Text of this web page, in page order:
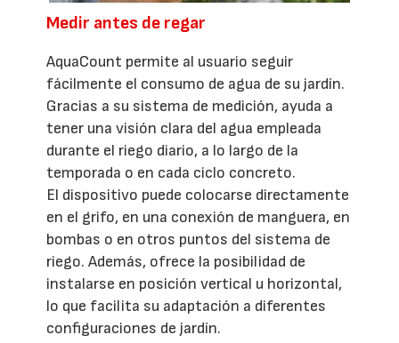
Medir antes de regar
AquaCount permite al usuario seguir
fácilmente el consumo de agua de su jardín.
Gracias a su sistema de medición, ayuda a
tener una visión clara del agua empleada
durante el riego diario, a lo largo de la
temporada o en cada ciclo concreto.
El dispositivo puede colocarse directamente
en el grifo, en una conexión de manguera, en
bombas o en otros puntos del sistema de
riego. Además, ofrece la posibilidad de
instalarse en posición vertical u horizontal,
lo que facilita su adaptación a diferentes
configuraciones de jardín.